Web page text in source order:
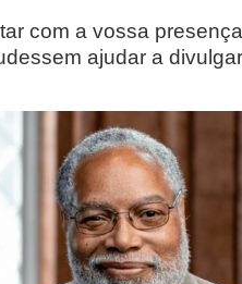
com a vossa
ajudar a